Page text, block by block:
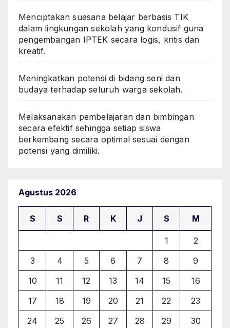
Menciptakan suasana belajar berbasis TIK
dalam lingkungan sekolah yang kondusif guna
pengembangan IPTEK secara logis, kritis dan
kreatif.
Meningkatkan potensi di bidang seni dan
budaya terhadap seluruh warga sekolah.
Melaksanakan pembelajaran dan bimbingan
secara efektif sehingga setiap siswa
berkembang secara optimal sesuai dengan
potensi yang dimiliki.
Agustus 2026
S S R K J S M
1
2
3
4 5 6 7 8
9
10
11 12 13 14 15
16
17
18 19 20 21 22
23
24
25 26 27 28 29
30